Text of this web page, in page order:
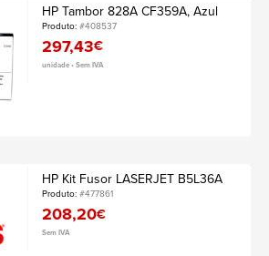
HP Tambor 828A CF359A, Azul
Produto:#408537
297,43€
unidade • Sem IVA
HP Kit Fusor LASERJET B5L36A
Produto:#477861
208,20€
Sem IVA